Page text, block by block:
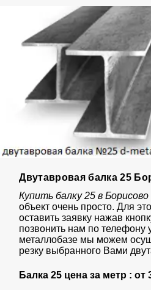
Двутавровая балка 25
Купить балку 25 в Борисово
объект очень просто. Для
оставить заявку нажав
позвонить нам по
металлобазе мы можем
резку выбранного Вами
Балка 25 цена за метр : от